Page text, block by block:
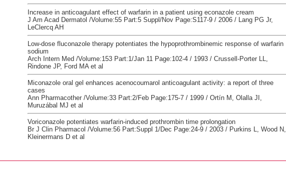
Increase in anticoagulant effect of warfarin in a patient using econazole cream
J Am Acad Dermatol /Volume:55 Part:5 Suppl/Nov Page:S117-9 / 2006 / Lang PG Jr,
LeClercq AH
Low-dose fluconazole therapy potentiates the hypoprothrombinemic response of warfarin
sodium
Arch Intern Med /Volume:153 Part:1/Jan 11 Page:102-4 / 1993 / Crussell-Porter LL,
Rindone JP, Ford MA et al
Miconazole oral gel enhances acenocoumarol anticoagulant activity: a report of three
cases
Ann Pharmacother /Volume:33 Part:2/Feb Page:175-7 / 1999 / Ortín M, Olalla JI,
Muruzábal MJ et al
Voriconazole potentiates warfarin-induced prothrombin time prolongation
Br J Clin Pharmacol /Volume:56 Part:Suppl 1/Dec Page:24-9 / 2003 / Purkins L, Wood N,
Kleinermans D et al